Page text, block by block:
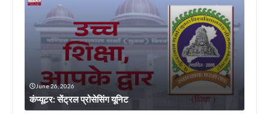
June 26, 2026
कंप्यूटर: सेंट्रल प्रोसेसिंग यूनिट